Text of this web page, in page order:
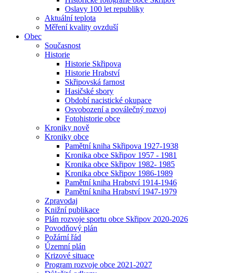
Oslavy 100 let republiky
Aktuální teplota
Měření kvality ovzduší
Obec
Současnost
Historie
Historie Skřipova
Historie Hrabství
Skřipovská farnost
Hasičské sbory
Období nacistické okupace
Osvobození a poválečný rozvoj
Fotohistorie obce
Kroniky nově
Kroniky obce
Pamětní kniha Skřipova 1927-1938
Kronika obce Skřipov 1957 - 1981
Kronika obce Skřipov 1982- 1985
Kronika obce Skřipov 1986-1989
Pamětní kniha Hrabství 1914-1946
Pamětní kniha Hrabství 1947-1979
Zpravodaj
Knižní publikace
Plán rozvoje sportu obce Skřipov 2020-2026
Povodňový plán
Požární řád
Územní plán
Krizové situace
Program rozvoje obce 2021-2027